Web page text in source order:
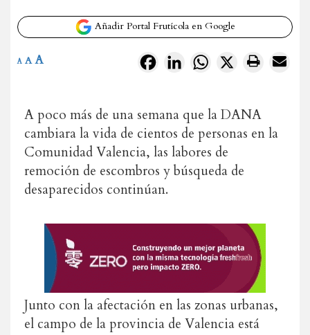
Añadir Portal Frutícola en Google
FacebookLinkedInWhatsApp
X
A A A
A poco más de una semana que la DANA
cambiara la vida de cientos de personas en la
Comunidad Valencia, las labores de
remoción de escombros y búsqueda de
desaparecidos continúan.
Junto con la afectación en las zonas urbanas,
el campo de la provincia de Valencia está